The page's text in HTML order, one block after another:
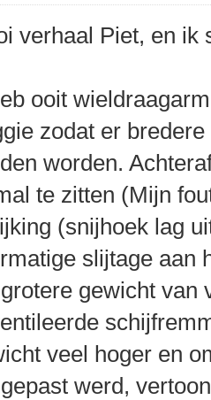
verhaal Piet, en ik
ooit
zodat er
worden.
te zitten (Mijn
(snijhoek lag
slijtage aan
gewicht van
veel hoger en
werd,